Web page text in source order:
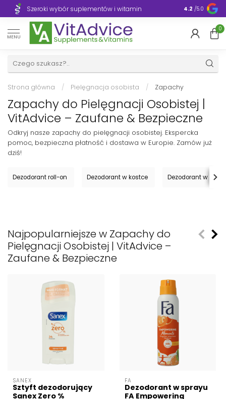
Szeroki wybór suplementów i witamin 4.2 /5.0
MENU
0
Strona główna / Pielęgnacja osobista / Zapachy
Zapachy do Pielęgnacji Osobistej |
VitAdvice – Zaufane & Bezpieczne
Odkryj nasze zapachy do pielęgnacji osobistej. Ekspercka
pomoc, bezpieczna płatność i dostawa w Europie. Zamów już
dziś!
Dezodorant roll-on Dezodorant w kostce Dezodorant w
Najpopularniejsze w Zapachy do
Pielęgnacji Osobistej | VitAdvice –
Zaufane & Bezpieczne
SANEX
Sztyft dezodorujący
Sanex Zero %
FA
Dezodorant w sprayu
FA Empowering